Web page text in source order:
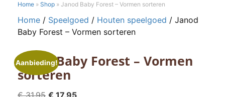
Home » Shop » Janod Baby Forest – Vormen sorteren
Home / Speelgoed / Houten speelgoed / Janod
Baby Forest – Vormen sorteren
Aanbieding!
Janod Baby Forest – Vormen
sorteren
€31,95 Oorspronkelijke
€ 17,95Huidige